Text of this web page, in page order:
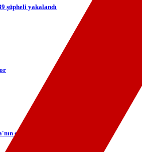
şüpheli yakalandı
en yoğun havalimanı oldu